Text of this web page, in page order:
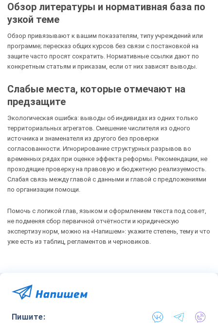
Обзор литературы и нормативная база по
узкой теме
Обзор привязывают к вашим показателям, типу учреждений или
программе; пересказ общих курсов без связи с постановкой на
защите часто просят сократить. Нормативные ссылки дают по
конкретным статьям и приказам, если от них зависят выводы.
Слабые места, которые отмечают на
предзащите
Экологическая ошибка: выводы об индивидах из одних только
территориальных агрегатов. Смешение числителя из одного
источника и знаменателя из другого без проверки
согласованности. Игнорирование структурных разрывов во
временных рядах при оценке эффекта реформы. Рекомендации, не
проходящие проверку на правовую и бюджетную реализуемость.
Слабая связь между главой с данными и главой с предложениями
по организации помощи.
Помочь с логикой глав, языком и оформлением текста под совет,
не подменяя сбор первичной отчётности и юридическую
экспертизу норм, можно на «Напишем»: укажите степень, тему и что
уже есть из таблиц, регламентов и черновиков.
Пишите: